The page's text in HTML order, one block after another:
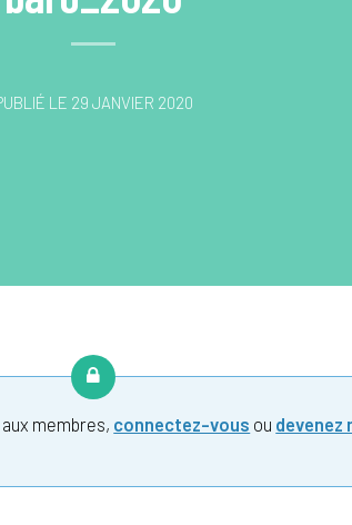
LE 29 JANVIER 2020
membres, connectez-vous ou devenez